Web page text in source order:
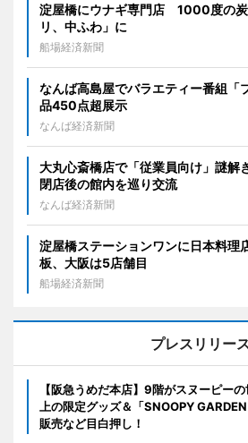
淀屋橋にウナギ専門店 1000度の炭
リ、中ふわ」に
船場経済新聞
なんば高島屋でバラエティー番組
品450点超展示
なんば経済新聞
大丸心斎橋店で「従業員向け」謎
閉店後の館内を巡り交流
なんば経済新聞
淀屋橋ステーションワンに日本料
板、大阪は5店舗目
船場経済新聞
プレスリリー
【阪急うめだ本店】9階がスヌーピー
上の限定グッズ＆「SNOOPY
販売など目白押し！